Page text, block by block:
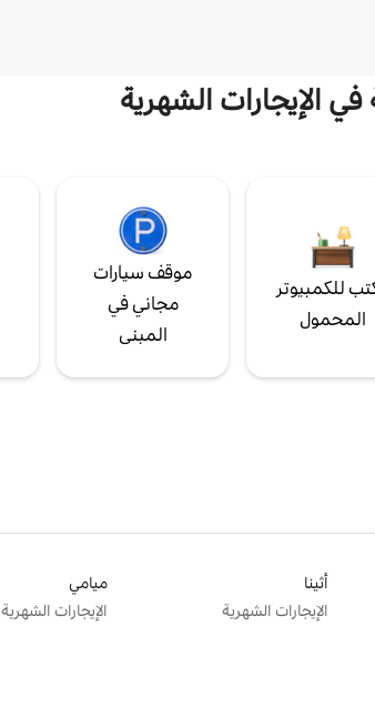
في الإيجارات الشهرية
للكمبيوتر
المحمول
موقف سيارات
مجاني في
المبنى
أثينا
الإيجارات الشهرية
ميامي
الإيجارات الشهرية